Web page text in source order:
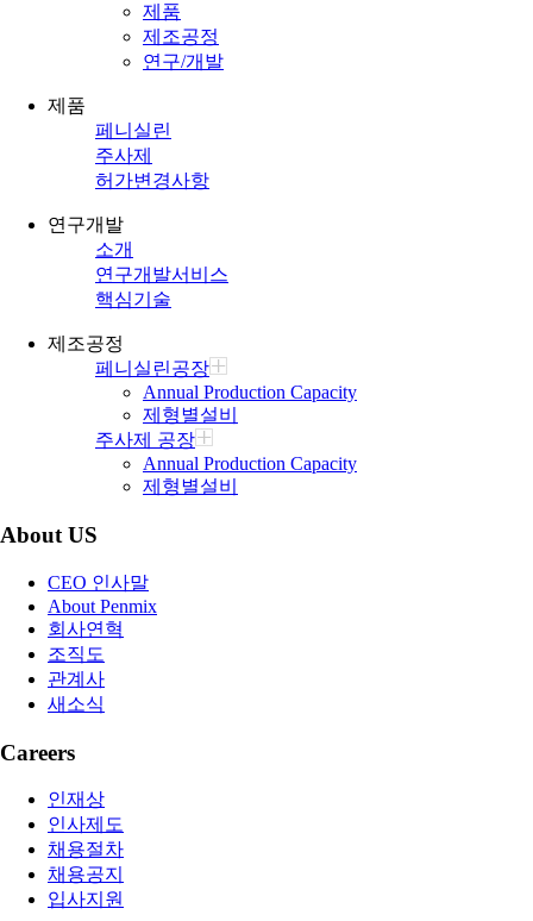
제품
제조공정
연구/개발
제품
페니실린
주사제
허가변경사항
연구개발
소개
연구개발서비스
핵심기술
제조공정
페니실린공장
Annual Production Capacity
제형별설비
주사제 공장
Annual Production Capacity
제형별설비
About US
CEO 인사말
About Penmix
회사연혁
조직도
관계사
새소식
Careers
인재상
인사제도
채용절차
채용공지
입사지원